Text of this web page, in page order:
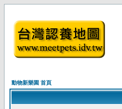
動物新樂園 首頁